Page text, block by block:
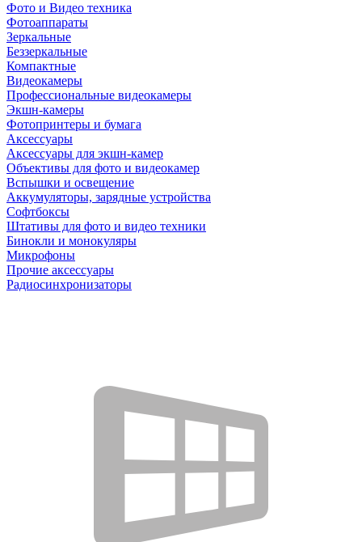
Фото и Видео техника
Фотоаппараты
Зеркальные
Беззеркальные
Компактные
Видеокамеры
Профессиональные видеокамеры
Экшн-камеры
Фотопринтеры и бумага
Аксессуары
Аксессуары для экшн-камер
Объективы для фото и видеокамер
Вспышки и освещение
Аккумуляторы, зарядные устройства
Софтбоксы
Штативы для фото и видео техники
Бинокли и монокуляры
Микрофоны
Прочие аксессуары
Радиосинхронизаторы